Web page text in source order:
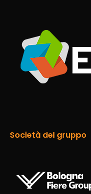
Società del gruppo